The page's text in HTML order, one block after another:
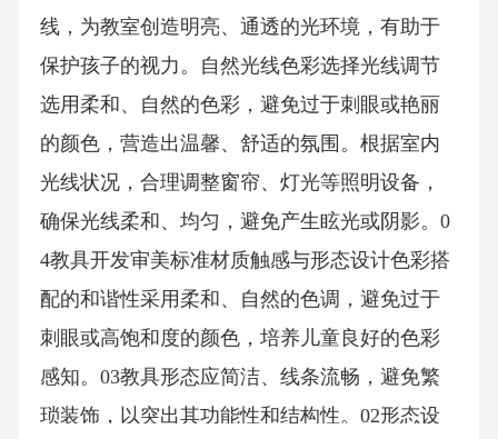
线，为教室创造明亮、通透的光环境，有助于
保护孩子的视力。自然光线色彩选择光线调节
选用柔和、自然的色彩，避免过于刺眼或艳丽
的颜色，营造出温馨、舒适的氛围。根据室内
光线状况，合理调整窗帘、灯光等照明设备，
确保光线柔和、均匀，避免产生眩光或阴影。0
4教具开发审美标准材质触感与形态设计色彩搭
配的和谐性采用柔和、自然的色调，避免过于
刺眼或高饱和度的颜色，培养儿童良好的色彩
感知。03教具形态应简洁、线条流畅，避免繁
琐装饰，以突出其功能性和结构性。02形态设